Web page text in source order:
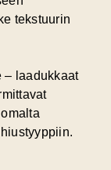
tekstuurin
– laadukkaat